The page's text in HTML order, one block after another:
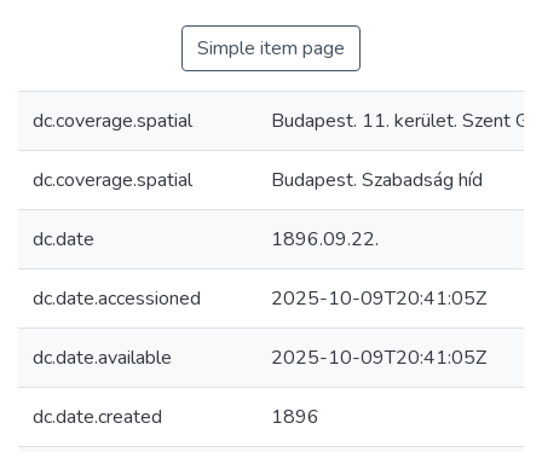
Simple item page
dc.coverage.spatial Budapest. 11. kerület. Szent
dc.coverage.spatial Budapest. Szabadság híd
dc.date 1896.09.22.
dc.date.accessioned 2025-10-09T20:41:05Z
dc.date.available 2025-10-09T20:41:05Z
dc.date.created 1896